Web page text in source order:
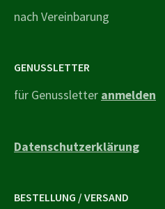
nach Vereinbarung
GENUSSLETTER
für Genussletter anmelden
Datenschutzerklärung
BESTELLUNG / VERSAND